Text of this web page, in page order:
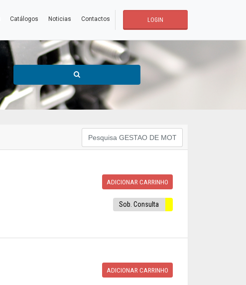
Catálogos Noticias Contactos LOGIN
ADICIONAR CARRINHO
Sob. Consulta
ADICIONAR CARRINHO